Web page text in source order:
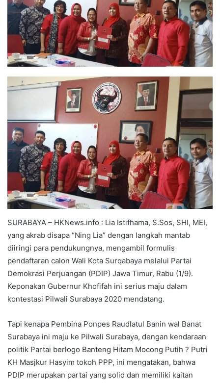
SURABAYA – HKNews.info : Lia Istifhama, S.Sos, SHI, MEI,
yang akrab disapa “Ning Lia” dengan langkah mantab
diiringi para pendukungnya, mengambil formulis
pendaftaran calon Wali Kota Surqabaya melalui Partai
Demokrasi Perjuangan (PDIP) Jawa Timur, Rabu (1/9).
Keponakan Gubernur Khofifah ini serius maju dalam
kontestasi Pilwali Surabaya 2020 mendatang.
Tapi kenapa Pembina Ponpes Raudlatul Banin wal Banat
Surabaya ini maju ke Pilwali Surabaya, dengan kendaraan
politik Partai berlogo Banteng Hitam Mocong Putih ? Putri
KH Masjkur Hasyim tokoh PPP, ini mengatakan, bahwa
PDIP merupakan partai yang solid dan memiliki kaitan